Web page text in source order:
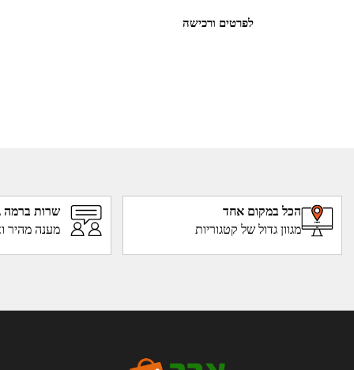
לפרטים ורכישה
הכל במקום אחד
מגוון גדול של קטגוריות
שרות ברמה
מענה מהיר